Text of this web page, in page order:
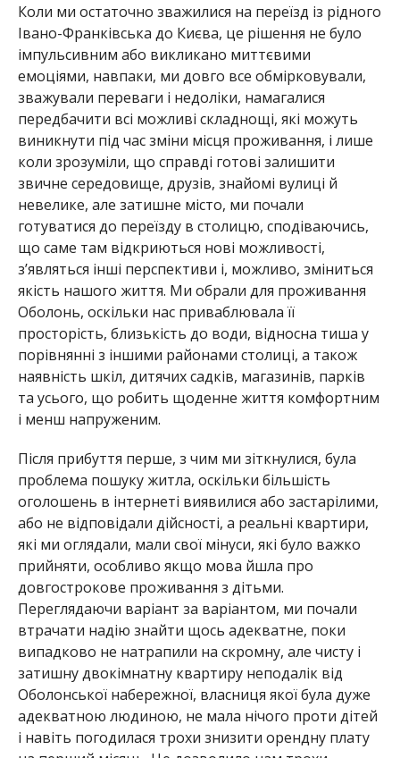
Коли ми остаточно зважилися на переїзд із рідного
Івано-Франківська до Києва, це рішення не було
імпульсивним або викликано миттєвими
емоціями, навпаки, ми довго все обмірковували,
зважували переваги і недоліки, намагалися
передбачити всі можливі складнощі, які можуть
виникнути під час зміни місця проживання, і лише
коли зрозуміли, що справді готові залишити
звичне середовище, друзів, знайомі вулиці й
невелике, але затишне місто, ми почали
готуватися до переїзду в столицю, сподіваючись,
що саме там відкриються нові можливості,
з’являться інші перспективи і, можливо, зміниться
якість нашого життя. Ми обрали для проживання
Оболонь, оскільки нас приваблювала її
просторість, близькість до води, відносна тиша у
порівнянні з іншими районами столиці, а також
наявність шкіл, дитячих садків, магазинів, парків
та усього, що робить щоденне життя комфортним
і менш напруженим.
Після прибуття перше, з чим ми зіткнулися, була
проблема пошуку житла, оскільки більшість
оголошень в інтернеті виявилися або застарілими,
або не відповідали дійсності, а реальні квартири,
які ми оглядали, мали свої мінуси, які було важко
прийняти, особливо якщо мова йшла про
довгострокове проживання з дітьми.
Переглядаючи варіант за варіантом, ми почали
втрачати надію знайти щось адекватне, поки
випадково не натрапили на скромну, але чисту і
затишну двокімнатну квартиру неподалік від
Оболонської набережної, власниця якої була дуже
адекватною людиною, не мала нічого проти дітей
і навіть погодилася трохи знизити орендну плату